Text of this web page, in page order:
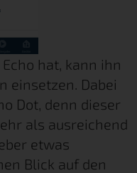
hat, kann ihn
einsetzen. Dabei
Dot, denn dieser
als ausreichend
etwas
Blick auf den